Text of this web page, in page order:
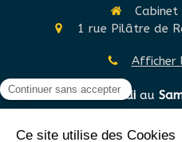
Cabinet
1 rue Pilâtre de
Afficher
DuLundiau